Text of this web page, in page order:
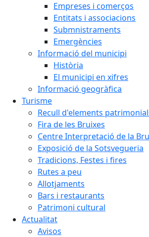
Empreses i comerços
Entitats i associacions
Submnistraments
Emergències
Informació del municipi
Història
El municipi en xifres
Informació geogràfica
Turisme
Recull d'elements
Fira de les Bruixes
Centre Interpretació de la
Exposició de la Sotsvegueria
Tradicions, Festes i fires
Rutes a peu
Allotjaments
Bars i restaurants
Patrimoni cultural
Actualitat
Avisos